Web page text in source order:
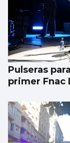
Pulseras
primer Fnac